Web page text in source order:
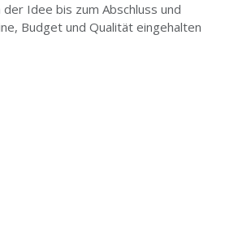
Idee bis zum Abschluss und
Budget und Qualität eingehalten